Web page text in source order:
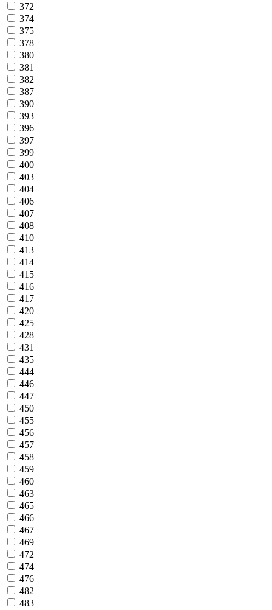
372
374
375
378
380
381
382
387
390
393
396
397
399
400
403
404
406
407
408
410
413
414
415
416
417
420
425
428
431
435
444
446
447
450
455
456
457
458
459
460
463
465
466
467
469
472
474
476
482
483